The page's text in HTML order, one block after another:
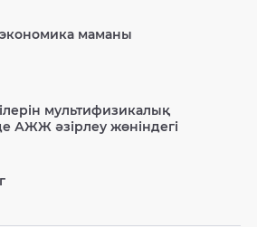
маманы
мультифизикалық
АЖЖ әзірлеу жөніндегі